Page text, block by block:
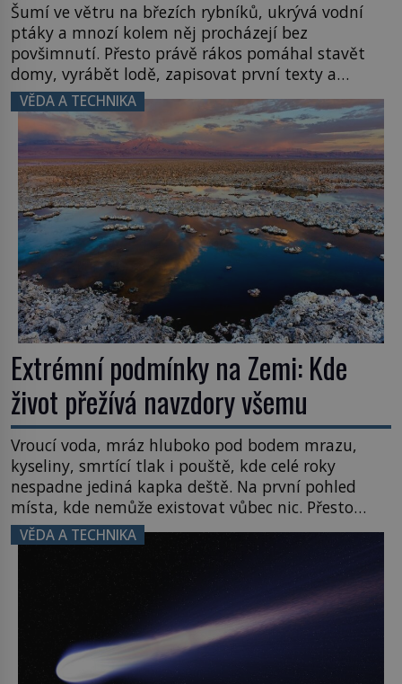
Šumí ve větru na březích rybníků, ukrývá vodní
ptáky a mnozí kolem něj procházejí bez
povšimnutí. Přesto právě rákos pomáhal stavět
domy, vyrábět lodě, zapisovat první texty a
inspiroval řadu pověstí. Tato skromná, ale
užitečná rostlina provází člověka už tisíce let.
Většina lidí vnímá rákos jen jako obyčejnou kulisu
letního koupání. Stačí se však podívat […]
VĚDA A TECHNIKA
Extrémní podmínky na Zemi: Kde
život přežívá navzdory všemu
Vroucí voda, mráz hluboko pod bodem mrazu,
kyseliny, smrtící tlak i pouště, kde celé roky
nespadne jediná kapka deště. Na první pohled
místa, kde nemůže existovat vůbec nic. Přesto
právě tady vědci objevují organismy, které
posouvají hranice života. Každý nový nález mění
napovídá, kde bychom jednou […]
VĚDA A TECHNIKA